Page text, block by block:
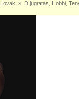
» Díjugratás Hobbi,